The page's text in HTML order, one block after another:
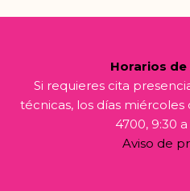
Horarios
Si requieres cita
técnicas, los días
4700, 9:30 a
Aviso de